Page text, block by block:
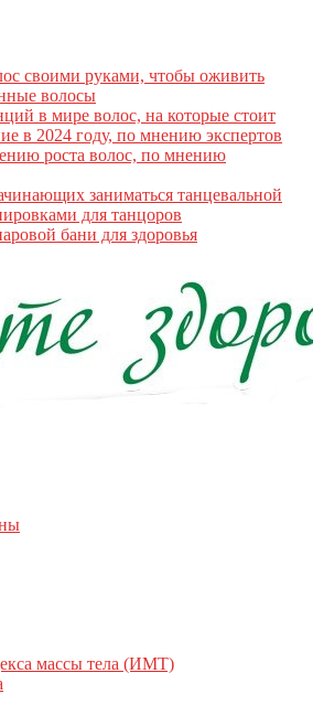
своими руками, чтобы оживить
волосы
в мире волос, на которые стоит
в 2024 году, по мнению экспертов
роста волос, по мнению
заниматься танцевальной
для танцоров
бани для здоровья
массы тела (ИМТ)